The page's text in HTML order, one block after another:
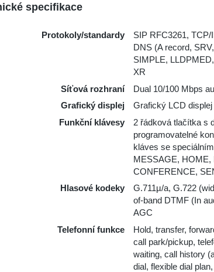
specifikace
Protokoly/standardy
SIP RFC3261, TCP/
DNS (A record,
SIMPLE,
XR
Síťová rozhraní
Dual 10/100 Mbps
Grafický displej
Grafický LCD
Funkční klávesy
2 řádková tlačítka s
programovatelné
kláves se
MESSAGE, HOME,
CONFERENCE,
Hlasové kodeky
G.711µ/a, G.722
of-band DTMF (In
AGC
Telefonní funkce
Hold, transfer,
call park/pickup,
waiting, call history
dial, flexible dial